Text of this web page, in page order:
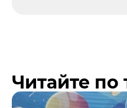
Читайте по